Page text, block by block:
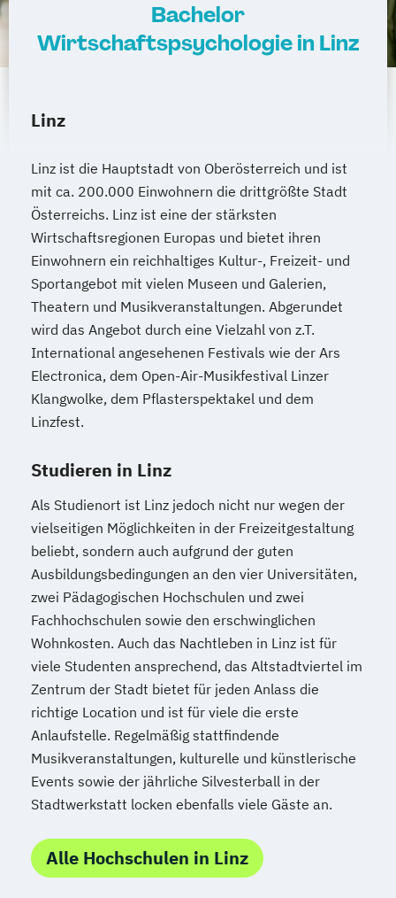
Mediation und Konfliktmanagement
Medieninformatik
Modemanagement
Online Marketing
Online Marketing (DE/EN)
Personalentwicklung
Personalmanagement
Personalmanagement (DE/EN)
Pflege
Pflegemanagement Pflegepädagogik
Physiotherapie
Product Management (DE/EN)
Produktdesign
Projektmanagement (DE/EN)
Psychologie
Public Management für
Verwaltungsfachangestellte
Public Relations und Kommunikation
Pädagogik Pädagogik
Bildungsberatung und Leitung
Robotics (DE/EN) Social Media
Software Engineering (EN)
Softwareentwicklung (DE/EN)
Soziale Arbeit
Soziale Arbeit Schwerpunkt Kinder und
Jugendliche
Sozialmanagement
Sozialpädagogik und Inklusion
Sportmanagement
Tourismusmanagement
UX Design
Umweltingenieurwesen Vertragsrecht
Bachelor
Wirtschaftspsychologie in Linz
Linz
Linz ist die Hauptstadt von Oberösterreich und ist
mit ca. 200.000 Einwohnern die drittgrößte Stadt
Österreichs. Linz ist eine der stärksten
Wirtschaftsregionen Europas und bietet ihren
Einwohnern ein reichhaltiges Kultur-, Freizeit- und
Sportangebot mit vielen Museen und Galerien,
Theatern und Musikveranstaltungen. Abgerundet
wird das Angebot durch eine Vielzahl von z.T.
International angesehenen Festivals wie der Ars
Electronica, dem Open-Air-Musikfestival Linzer
Klangwolke, dem Pflasterspektakel und dem
Linzfest.
Studieren in Linz
Als Studienort ist Linz jedoch nicht nur wegen der
vielseitigen Möglichkeiten in der Freizeitgestaltung
beliebt, sondern auch aufgrund der guten
Ausbildungsbedingungen an den vier Universitäten,
zwei Pädagogischen Hochschulen und zwei
Fachhochschulen sowie den erschwinglichen
Wohnkosten. Auch das Nachtleben in Linz ist für
viele Studenten ansprechend, das Altstadtviertel im
Zentrum der Stadt bietet für jeden Anlass die
richtige Location und ist für viele die erste
Anlaufstelle. Regelmäßig stattfindende
Musikveranstaltungen, kulturelle und künstlerische
Events sowie der jährliche Silvesterball in der
Stadtwerkstatt locken ebenfalls viele Gäste an.
Alle Hochschulen in Linz